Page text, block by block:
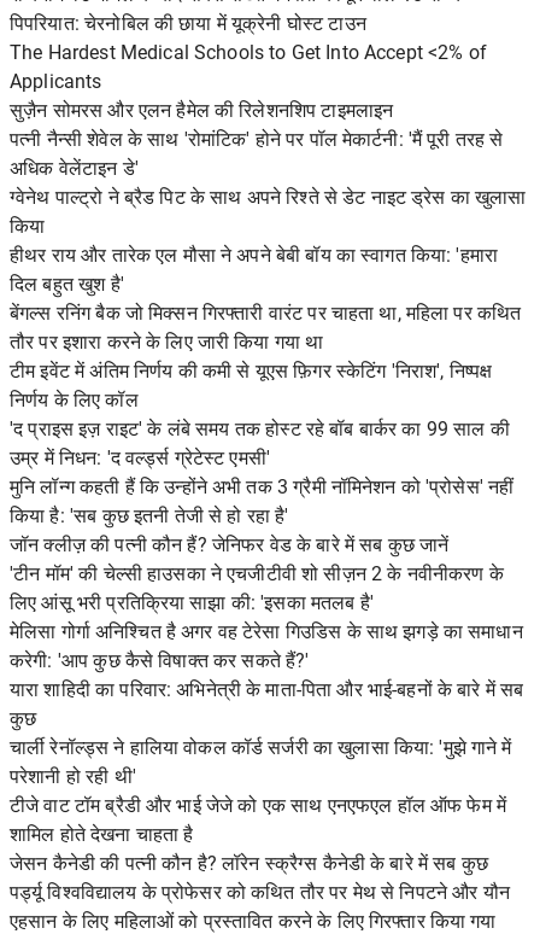
पिपरियात: चेरनोबिल की छाया में यूक्रेनी घोस्ट टाउन
The Hardest Medical Schools to Get Into Accept <2% of
Applicants
सुज़ैन सोमरस और एलन हैमेल की रिलेशनशिप टाइमलाइन
पत्नी नैन्सी शेवेल के साथ 'रोमांटिक' होने पर पॉल मेकार्टनी: 'मैं पूरी तरह से
अधिक वेलेंटाइन डे'
ग्वेनेथ पाल्ट्रो ने ब्रैड पिट के साथ अपने रिश्ते से डेट नाइट ड्रेस का खुलासा
किया
हीथर राय और तारेक एल मौसा ने अपने बेबी बॉय का स्वागत किया: 'हमारा
दिल बहुत खुश है'
बेंगल्स रनिंग बैक जो मिक्सन गिरफ्तारी वारंट पर चाहता था, महिला पर कथित
तौर पर इशारा करने के लिए जारी किया गया था
टीम इवेंट में अंतिम निर्णय की कमी से यूएस फ़िगर स्केटिंग 'निराश', निष्पक्ष
निर्णय के लिए कॉल
'द प्राइस इज़ राइट' के लंबे समय तक होस्ट रहे बॉब बार्कर का 99 साल की
उम्र में निधन: 'द वर्ल्ड्स ग्रेटेस्ट एमसी'
मुनि लॉन्ग कहती हैं कि उन्होंने अभी तक 3 ग्रैमी नॉमिनेशन को 'प्रोसेस' नहीं
किया है: 'सब कुछ इतनी तेजी से हो रहा है'
जॉन क्लीज़ की पत्नी कौन हैं? जेनिफर वेड के बारे में सब कुछ जानें
'टीन मॉम' की चेल्सी हाउसका ने एचजीटीवी शो सीज़न 2 के नवीनीकरण के
लिए आंसू भरी प्रतिक्रिया साझा की: 'इसका मतलब है'
मेलिसा गोर्गा अनिश्चित है अगर वह टेरेसा गिउडिस के साथ झगड़े का समाधान
करेगी: 'आप कुछ कैसे विषाक्त कर सकते हैं?'
यारा शाहिदी का परिवार: अभिनेत्री के माता-पिता और भाई-बहनों के बारे में सब
कुछ
चार्ली रेनॉल्ड्स ने हालिया वोकल कॉर्ड सर्जरी का खुलासा किया: 'मुझे गाने में
परेशानी हो रही थी'
टीजे वाट टॉम ब्रैडी और भाई जेजे को एक साथ एनएफएल हॉल ऑफ फेम में
शामिल होते देखना चाहता है
जेसन कैनेडी की पत्नी कौन है? लॉरेन स्क्रैग्स कैनेडी के बारे में सब कुछ
पर्ड्यू विश्वविद्यालय के प्रोफेसर को कथित तौर पर मेथ से निपटने और यौन
एहसान के लिए महिलाओं को प्रस्तावित करने के लिए गिरफ्तार किया गया